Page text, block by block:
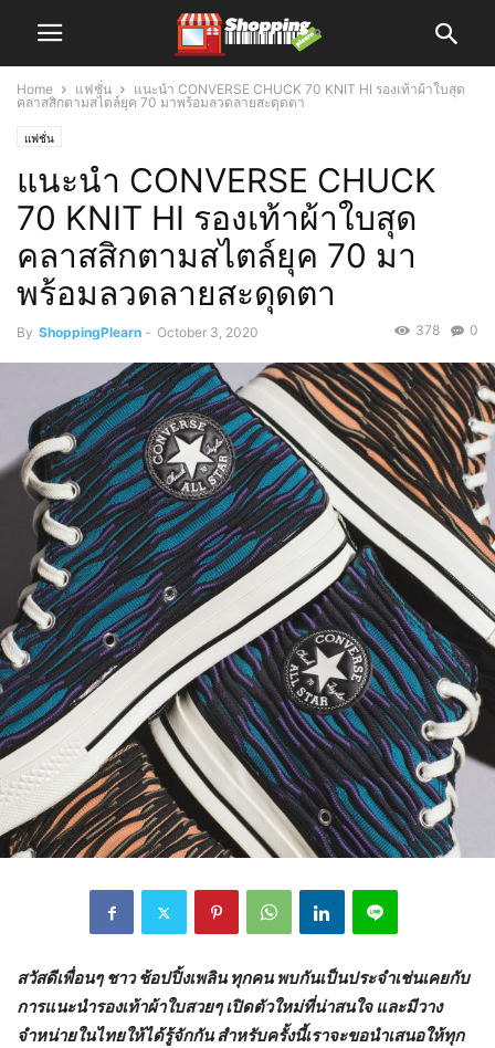
Home แฟชั่น
แนะนำ CONVERSE CHUCK 70 KNIT HI รองเท้าผ้าใบสุด
คลาสสิกตามสไตล์ยุค 70 มาพร้อมลวดลายสะดุดตา
แฟชั่น
แนะนำ CONVERSE CHUCK
70 KNIT HI รองเท้าผ้าใบสุด
คลาสสิกตามสไตล์ยุค 70 มา
พร้อมลวดลายสะดุดตา
By ShoppingPlearn - October 3, 2020 0
378
สวัสดีเพื่อนๆ ชาว ช้อปปิ้งเพลิน ทุกคน พบกันเป็นประจำเช่นเคยกับ
การแนะนำรองเท้าผ้าใบสวยๆ เปิดตัวใหม่ที่น่าสนใจ และมีวาง
จำหน่ายในไทยให้ได้รู้จักกัน สำหรับครั้งนี้เราจะขอนำเสนอให้ทุก